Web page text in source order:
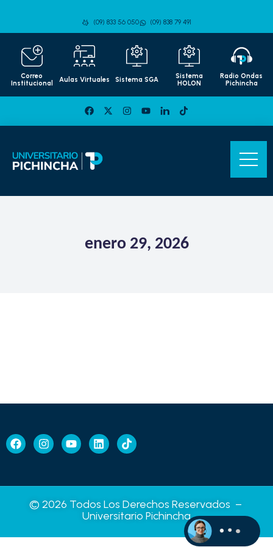
(09) 833 56 050 (09) 838 79 491
Correo
Institucional
Aulas Virtuales Sistema SGA
Sistema
HOLON
Radio Ondas
Pichincha
enero 29, 2026
© 2026 Todos Los Derechos Reservados –
Universitario Pichincha